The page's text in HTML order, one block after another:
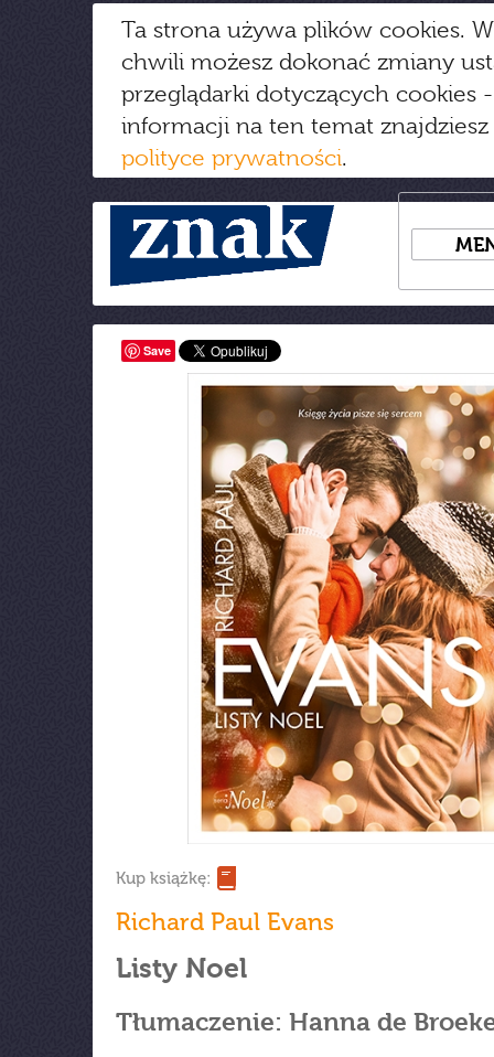
Ta strona używa plików cookies.
chwili możesz dokonać zmiany
przeglądarki dotyczących cookies
informacji na ten temat
polityce prywatności.
Save
Kup książkę:
Richard Paul Evans
Listy Noel
Tłumaczenie: Hanna de